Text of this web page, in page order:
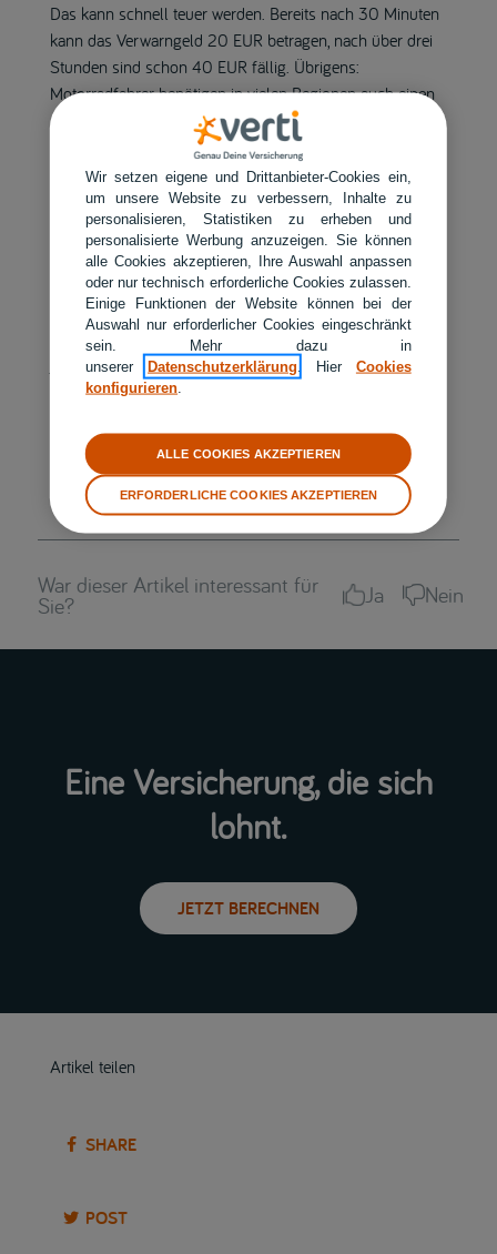
Das kann schnell teuer werden. Bereits nach 30 Minuten
kann das Verwarngeld 20 EUR betragen, nach über drei
Stunden sind schon 40 EUR fällig. Übrigens:
Motorradfahrer benötigen in vielen Regionen auch einen
Ausweis.
Fazit: Als Mieter einer Stadtwohnung
ist ein Anwohnerparkausweis eine
tolle Sache
Ein Anwohnerparkausweis lohnt sich allemal, um die oft
anstrengende Parkplatzsuche zu vermeiden. Mit
minimalem Aufwand für die Beantragung und geringen
jährlichen Gebühren ist der Parkplatzstress kein Thema
mehr.
War dieser Artikel interessant für
Sie? Ja Nein
Eine Versicherung, die sich
lohnt.
JETZT BERECHNEN
Artikel teilen
SHARE
POST
Wir setzen eigene und Drittanbieter-Cookies ein,
um unsere Website zu verbessern, Inhalte zu
personalisieren, Statistiken zu erheben und
personalisierte Werbung anzuzeigen. Sie können
alle Cookies akzeptieren, Ihre Auswahl anpassen
oder nur technisch erforderliche Cookies zulassen.
Einige Funktionen der Website können bei der
Auswahl nur erforderlicher Cookies eingeschränkt
sein. Mehr dazu in
unsererDatenschutzerklärung . Hier Cookies
konfigurieren
ERFORDERLICHE COOKIES AKZEPTIEREN
ALLE COOKIES AKZEPTIEREN